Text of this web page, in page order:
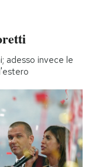
adesso invece le